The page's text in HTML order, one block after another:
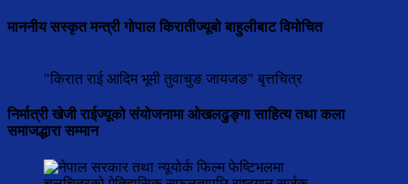
माननीय सस्कृत मन्त्री गोपाल किरातीज्यूबो बाहुलीबाट विमोचित
"किरात राई आदिम भूमी तुवाचुङ जायजङ" बृत्तचित्र
निर्मात्री खेजी राईज्यूको संयोजनामा ओखलढुङ्गा साहित्य तथा कला
समाजद्धारा सम्मान